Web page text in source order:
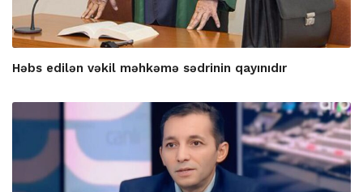
Həbs edilən vəkil məhkəmə sədrinin qayınıdır